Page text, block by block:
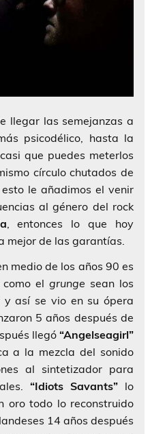
llegar las semejanzas a
psicodélico, hasta la
, casi que puedes meterlos
círculo chutados de
le añadimos el venir
al género del rock
, entonces lo que hoy
mejor de las garantías.
medio de los años 90 es
como elgrunge sean los
y así se vio en su ópera
5 años después de
llegó“Angelseagirl”
a la mezcla del sonido
al sintetizador para
“Idiots Savants” lo
oro todo lo reconstruido
14 años después